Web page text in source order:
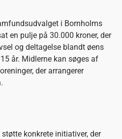
i Bornholms
en pulje på 30.000 kroner, der
og deltagelse blandt øens
år. Midlerne kan søges af
der arrangerer
konkrete initiativer, der